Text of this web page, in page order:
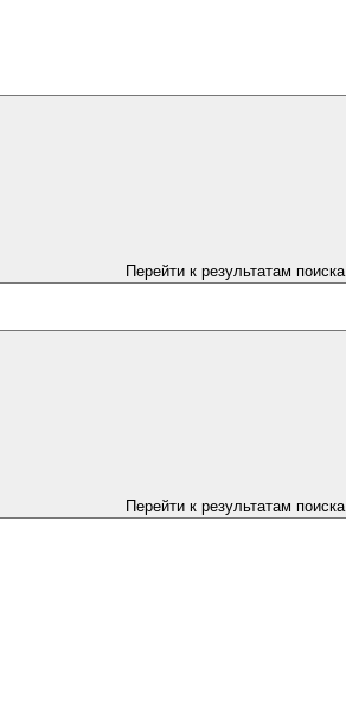
Перейти к результатам поиска
Перейти к результатам поиска